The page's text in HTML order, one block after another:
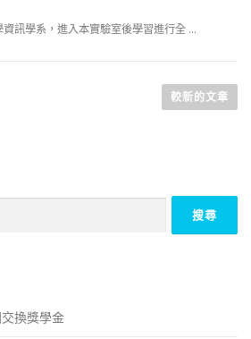
訊學系，進入本實驗室後學習進行全 …
較新的文章
換獎學金